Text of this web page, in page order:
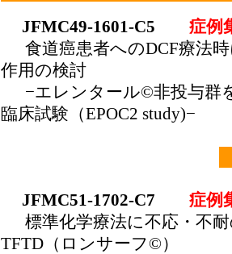
JFMC49-1601-C5 症例集
食道癌患者へのDCF療法時
作用の検討
−エレンタール©非投与群
臨床試験（EPOC2 study)−
JFMC51-1702-C7 症例集
標準化学療法に不応・不耐
TFTD（ロンサーフ©）